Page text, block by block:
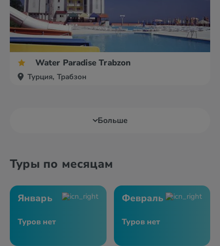
Water Paradise Trabzon
Турция, Трабзон
Больше
Туры по месяцам
Январь
Туров нет
Февраль
Туров нет